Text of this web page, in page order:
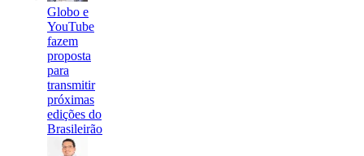
Globo e
YouTube
fazem
proposta
para
transmitir
próximas
edições do
Brasileirão